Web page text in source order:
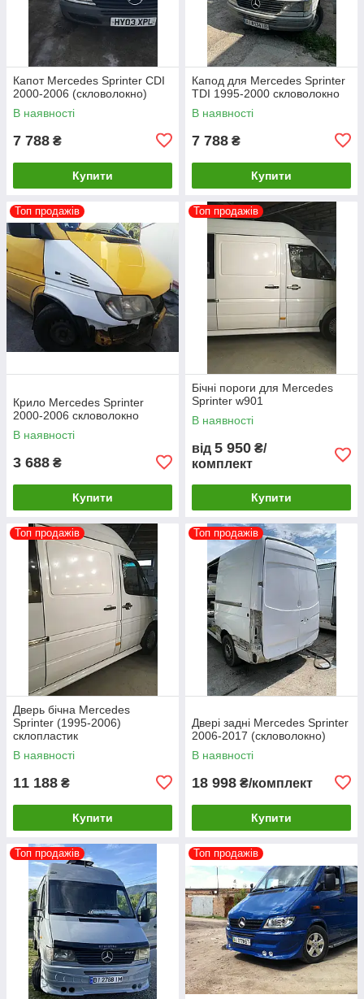
Капот Mercedes Sprinter CDI
2000-2006 (скловолокно)
В наявності
7 788 ₴
Купити
Капод для Mercedes Sprinter
TDI 1995-2000 скловолокно
В наявності
7 788 ₴
Купити
Топ продажів
Крило Mercedes Sprinter
2000-2006 скловолокно
В наявності
3 688 ₴
Купити
Топ продажів
Бічні пороги для Mercedes
Sprinter w901
В наявності
від 5 950 ₴/
комплект
Купити
Топ продажів
Дверь бічна Mercedes
Sprinter (1995-2006)
склопластик
В наявності
11 188 ₴
Купити
Топ продажів
Двері задні Mercedes Sprinter
2006-2017 (скловолокно)
В наявності
18 998 ₴/комплект
Купити
Топ продажів Топ продажів